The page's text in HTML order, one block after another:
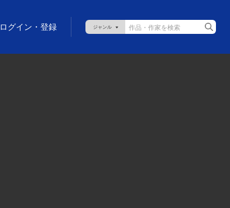
ログイン・登録